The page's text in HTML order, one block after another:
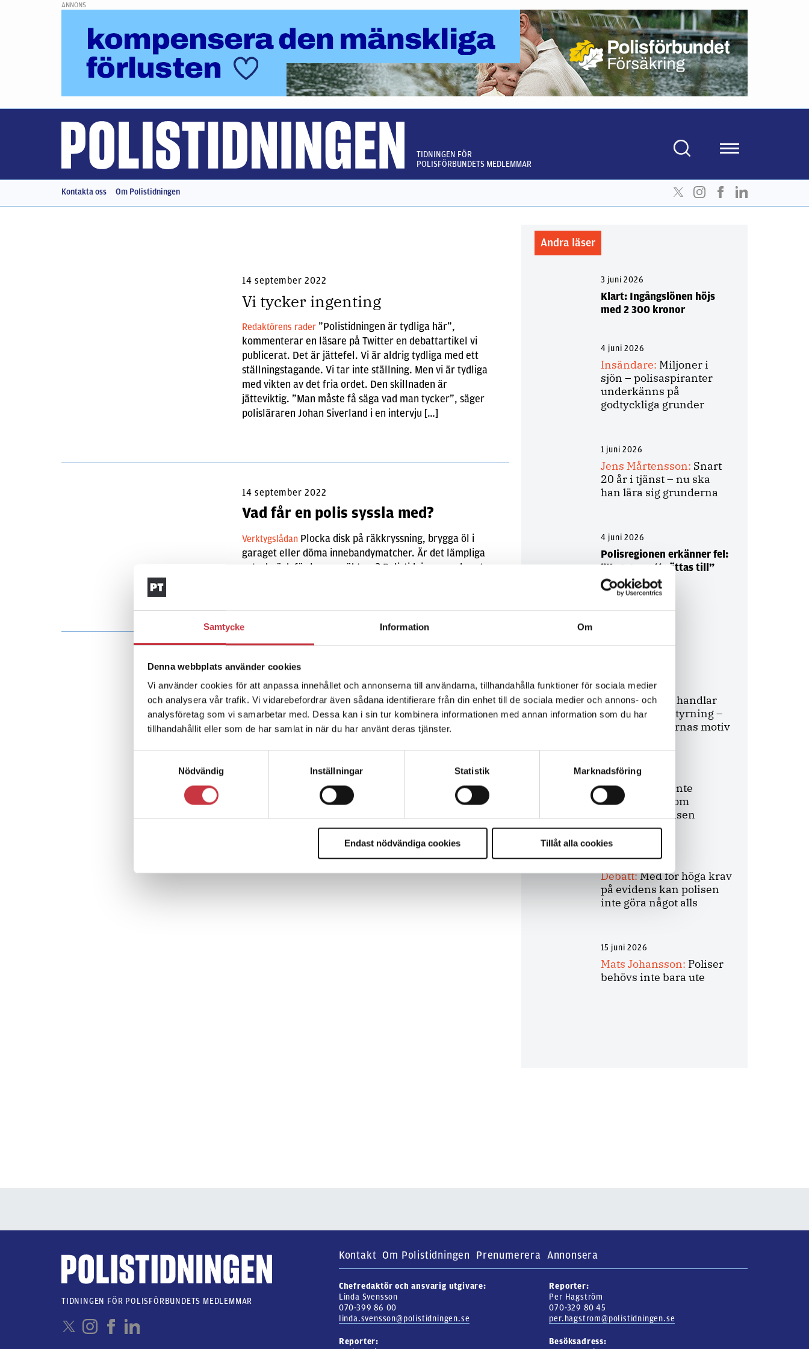
Samtycke Information Om
Denna webbplats använder cookies
Vi använder cookies för att anpassa innehållet och annonserna till användarna, tillhandahålla funktioner för sociala medier
och analysera vår trafik. Vi vidarebefordrar även sådana identifierare från din enhet till de sociala medier och annons- och
analysföretag som vi samarbetar med. Dessa kan i sin tur kombinera informationen med annan information som du har
tillhandahållit eller som de har samlat in när du har använt deras tjänster.
Nödvändig
Inställningar Statistik Marknadsföring
Endast nödvändiga cookies Tillåt alla cookies
ANNONS
TIDNINGEN FÖR
POLISFÖRBUNDETS MEDLEMMAR
Kontakta oss Om Polistidningen
14 september 2022
Vi tycker ingenting
Redaktörens rader ”Polistidningen är tydliga här”,
kommenterar en läsare på Twitter en debattartikel vi
publicerat. Det är jättefel. Vi är aldrig tydliga med ett
ställningstagande. Vi tar inte ställning. Men vi är tydliga
med vikten av det fria ordet. Den skillnaden är
jätteviktig. ”Man måste få säga vad man tycker”, säger
polisläraren Johan Siverland i en intervju […]
14 september 2022
Vad får en polis syssla med?
Verktygslådan Plocka disk på räkkryssning, brygga öl i
garaget eller döma innebandymatcher. Är det lämpliga
extraknäck för lagens väktare? Polistidningen reder ut
Andra läser
3 juni 2026
Klart: Ingångslönen höjs
med 2 300 kronor
4 juni 2026
Insändare: Miljoner i
sjön – polisaspiranter
underkänns på
godtyckliga grunder
1 juni 2026
Jens Mårtensson: Snart
20 år i tjänst – nu ska
han lära sig grunderna
4 juni 2026
Polisregionen erkänner fel:
”Kommer att rättas till”
Debatt
9 juli 2026
Slutreplik:Det handlar
om kunskapsstyrning –
inte om forskarnas motiv
8 juli 2026
Replik:
Det är inte
evidenskrav som
bakbinder polisen
7 juli 2026
Debatt:Med för höga krav
på evidens kan polisen
inte göra något alls
15 juni 2026
Mats Johansson: Poliser
behövs inte bara ute
Kontakt Om Polistidningen Prenumerera Annonsera
Chefredaktör och ansvarig utgivare:
Linda Svensson
070-399 86 00
linda.svensson@polistidningen.se
Reporter:
Per Hagström
070-329 80 45
per.hagstrom@polistidningen.se
Reporter:
Besöksadress:
TIDNINGEN FÖR POLISFÖRBUNDETS MEDLEMMAR